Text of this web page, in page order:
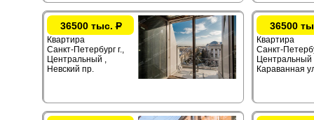
36500 тыс.Р
Квартира
Санкт-Петербург г.,
Центральный ,
Невский пр.
36500
Квартира
Санкт-
Центральный
Караванная